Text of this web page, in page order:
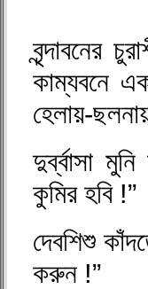
বৃন্দাবনের
কাম্যবনে
হেলায়-
দুর্ব্বাসা
কুমির হবি !”
দেবশিশু
করুন !”